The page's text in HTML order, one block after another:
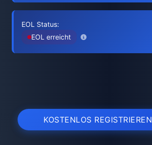
EOL Status:
EOL erreicht
KOSTENLOS REGISTRIEREN